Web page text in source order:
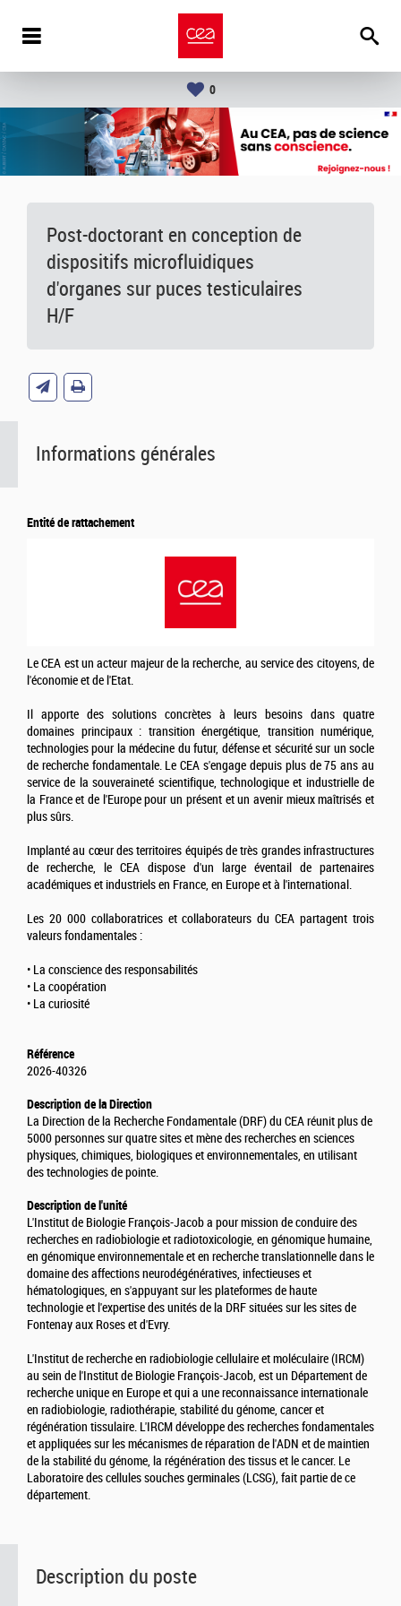
0
Post-doctorant en conception de
dispositifs microfluidiques
d'organes sur puces testiculaires
H/F
Description du poste
Informations générales
Entité de rattachement
Le CEA est un acteur majeur de la recherche, au service des citoyens, de
l'économie et de l'Etat.
Il apporte des solutions concrètes à leurs besoins dans quatre
domaines principaux : transition énergétique, transition numérique,
technologies pour la médecine du futur, défense et sécurité sur un socle
de recherche fondamentale. Le CEA s'engage depuis plus de 75 ans au
service de la souveraineté scientifique, technologique et industrielle de
la France et de l'Europe pour un présent et un avenir mieux maîtrisés et
plus sûrs.
Implanté au cœur des territoires équipés de très grandes infrastructures
de recherche, le CEA dispose d'un large éventail de partenaires
académiques et industriels en France, en Europe et à l'international.
Les 20 000 collaboratrices et collaborateurs du CEA partagent trois
valeurs fondamentales :
• La conscience des responsabilités
• La coopération
• La curiosité
Référence
2026-40326
Description de la Direction
La Direction de la Recherche Fondamentale (DRF) du CEA réunit plus de
5000 personnes sur quatre sites et mène des recherches en sciences
physiques, chimiques, biologiques et environnementales, en utilisant
des technologies de pointe.
Description de l'unité
L'Institut de Biologie François-Jacob a pour mission de conduire des
recherches en radiobiologie et radiotoxicologie, en génomique humaine,
en génomique environnementale et en recherche translationnelle dans le
domaine des affections neurodégénératives, infectieuses et
hématologiques, en s'appuyant sur les plateformes de haute
technologie et l'expertise des unités de la DRF situées sur les sites de
Fontenay aux Roses et d'Evry.
L'Institut de recherche en radiobiologie cellulaire et moléculaire (IRCM)
au sein de l'Institut de Biologie François-Jacob, est un Département de
recherche unique en Europe et qui a une reconnaissance internationale
en radiobiologie, radiothérapie, stabilité du génome, cancer et
régénération tissulaire. L'IRCM développe des recherches fondamentales
et appliquées sur les mécanismes de réparation de l'ADN et de maintien
de la stabilité du génome, la régénération des tissus et le cancer. Le
Laboratoire des cellules souches germinales (LCSG), fait partie de ce
département.